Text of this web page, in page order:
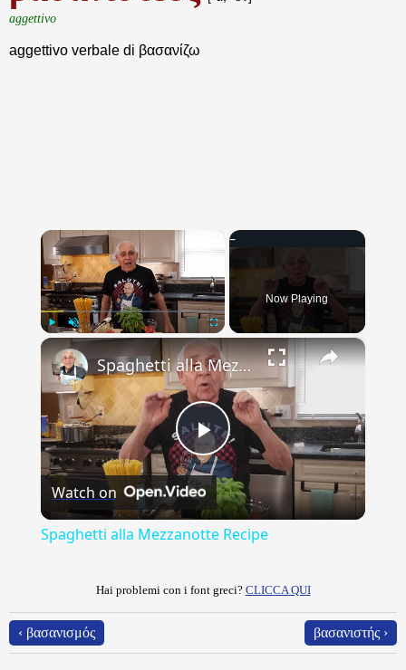
aggettivo
aggettivo verbale di βασανίζω
Unmute
Now Playing
×
Play
Video
Spaghetti alla Mezzanotte Recipe
Watch on
Spaghetti alla Mezzanotte Recipe
Hai problemi con i font greci? CLICCA QUI
‹ βασανισμός βασανιστής ›